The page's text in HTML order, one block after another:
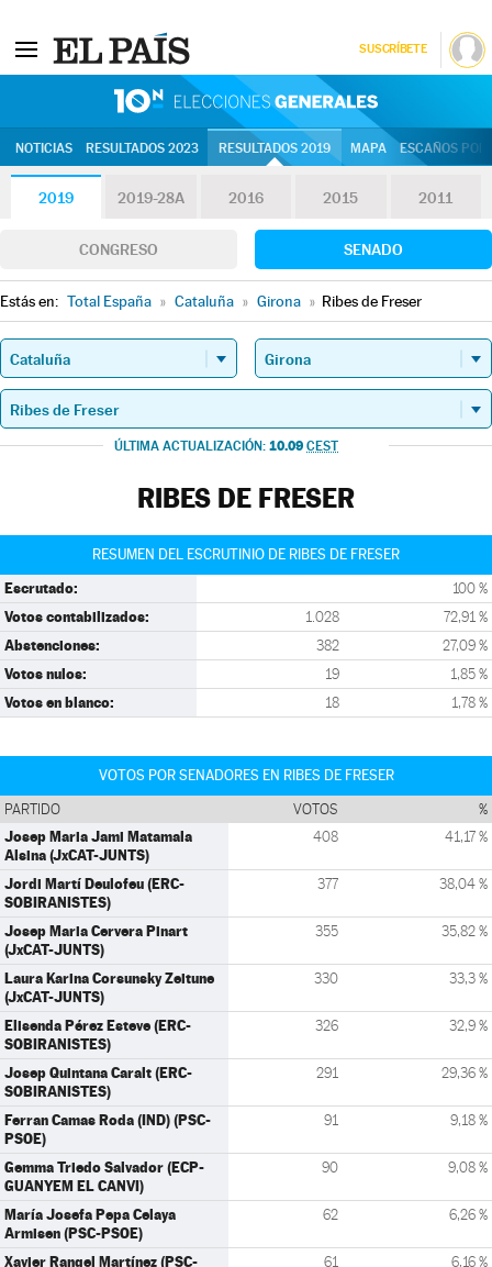
SUSCRÍBETE
NOTICIAS RESULTADOS 2023 RESULTADOS 2019 MAPA ESCAÑOS
2019 2019-28A 2016 2015 2011
CONGRESO SENADO
Estás en: Total España » Cataluña » Girona » Ribes de Freser
ÚLTIMA ACTUALIZACIÓN: 10.09 CEST
RIBES DE FRESER
RESUMEN DEL ESCRUTINIO DE RIBES DE FRESER
Escrutado: 100 %
Votos contabilizados: 1.028 72,91 %
Abstenciones: 382 27,09 %
Votos nulos: 19 1,85 %
Votos en blanco: 18 1,78 %
VOTOS POR SENADORES EN RIBES DE FRESER
PARTIDO VOTOS %
Josep Maria Jami Matamala
Alsina (JxCAT-JUNTS)
408 41,17 %
Jordi Martí Deulofeu (ERC-
SOBIRANISTES)
377 38,04 %
Josep Maria Cervera Pinart
(JxCAT-JUNTS)
355 35,82 %
Laura Karina Corsunsky Zeitune
(JxCAT-JUNTS)
330 33,3 %
Elisenda Pérez Esteve (ERC-
SOBIRANISTES)
326 32,9 %
Josep Quintana Caralt (ERC-
SOBIRANISTES)
291 29,36 %
Ferran Camas Roda (IND) (PSC-
PSOE)
91 9,18 %
Gemma Triedo Salvador (ECP-
GUANYEM EL CANVI)
90 9,08 %
María Josefa Pepa Celaya
Armisen (PSC-PSOE)
62 6,26 %
Xavier Rangel Martínez (PSC-
61 6,16 %